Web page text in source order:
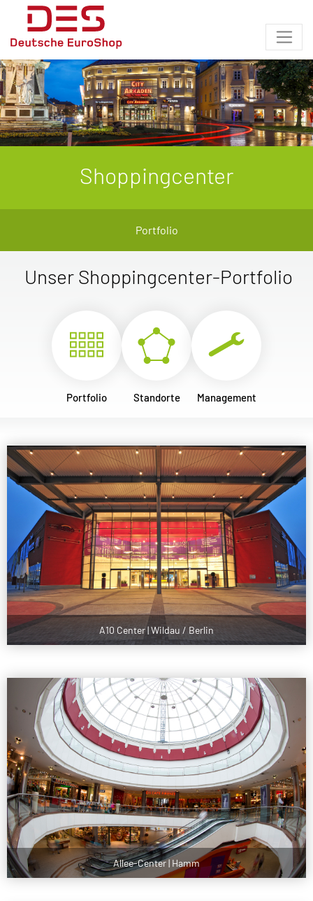
Shoppingcenter
Portfolio
Unser Shoppingcenter-Portfolio
Portfolio Standorte Management
A10 Center | Wildau / Berlin
Allee-Center | Hamm